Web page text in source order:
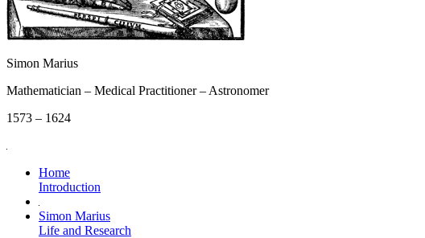
Simon Marius
Mathematician – Medical Practitioner – Astronomer
1573 – 1624
Home
Introduction
Simon Marius
Life and Research